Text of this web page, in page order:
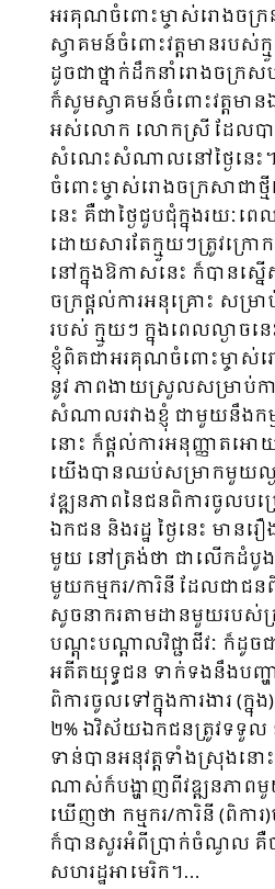
អរគុណចំពោះម្ចាស់រោងចក្
ស្វាគមន៍ចំពោះវត្តមានរបស់ក្
ដូចជាថ្នាក់ដឹកនាំរោងចក្រ
ក៏សូមស្វាគមន៍ចំពោះវត្តមា
អស់លោក លោកស្រី ដែលបា
សំណេះសំណាលនៅថ្ងៃនេះ
ចំពោះម្ចាស់រោងចក្រសាជា
នេះ គឺជាថ្ងៃជួបជុំក្នុងរយៈព
ដោយសារតែក្មួយៗត្រូវក្រ
នៅក្នុងឱកាសនេះ ក៏បានស្
ចក្រផ្ដល់ការអនុគ្រោះ សម្
របស់ ក្មួយៗ ក្នុងពេលល្ងាចនេ
ខ្ញុំពិតជាអរគុណចំពោះម្ចាស់
នូវ ភាពងាយស្រួលសម្រាប់
សំណាល​រវាងខ្ញុំ ជាមួយនឹងកម្
នោះ ក៏ផ្ដល់ការអនុញ្ញាតអោ
យើងបានឈប់សម្រាក​មួយល្ង
វឌ្ឍនភាពនៃជនពិការចូលបម្
ឯកជន និងរដ្ឋ ថ្ងៃនេះ មានរ
មួយ នៅត្រង់ថា ជាលើកដំបូង
មួយកម្មករ/ការិនី ដែលជាជន
សូចនាករតាមដានមួយរបស់ក្
បណ្ដុះបណ្ដាលវិជ្ជាជីវៈ ក៏ដូច
អតីតយុទ្ធជន ទាក់ទងនឹងបញ្
ពិការចូលទៅក្នុងការងារ (ក្នុ
២% ឯវិស័យឯកជនត្រូវទទួល
ទាន់បានអនុវត្តទាំង​ស្រុងនោ
ណាស់ក៏បង្ហាញពីវឌ្ឍនភាព
ឃើញថា កម្មករ/ការិនី (ពិកា
ក៏បានសួរអំពីប្រាក់ចំណូល គឺប
សហរដ្ឋអាមេរិក។…